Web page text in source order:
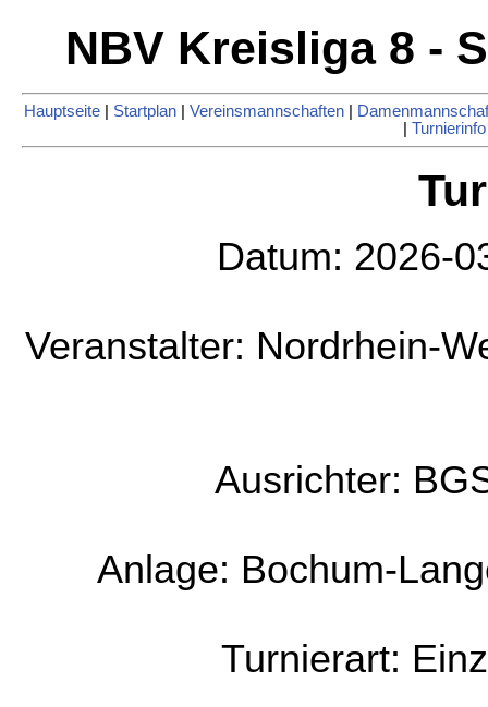
NBV Kreisliga 8 -
Hauptseite| Startplan| Vereinsmannschaften|
Turnierinfo
Datum: 2026-
Veranstalter: Nordrhein-
Ausrichter:
Anlage: Bochum-
Turnierart: